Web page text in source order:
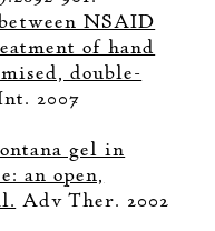
NSAID
of hand
double-
2007
gel in
an open,
Adv Ther. 2002